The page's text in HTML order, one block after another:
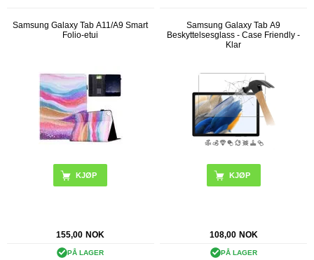
Samsung Galaxy Tab A11/A9 Smart
Folio-etui
KJØP
155,00 NOK
PÅ LAGER
Samsung Galaxy Tab A9
Beskyttelsesglass - Case Friendly -
Klar
108,00 NOK
PÅ LAGER